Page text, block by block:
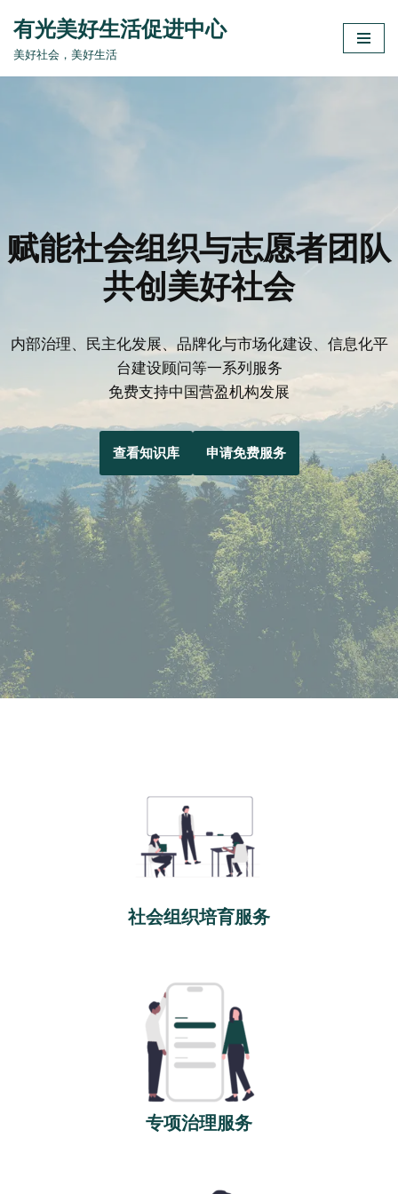
跳
有光美好生活促进中心
美好社会，美好生活
赋能社会组织与志愿者团队
共创美好社会
内部治理、民主化发展、品牌化与市场化建设、信息化平
台建设顾问等一系列服务
免费支持中国营盈机构发展
查看知识库 申请免费服务
社会组织培育服务
专项治理服务